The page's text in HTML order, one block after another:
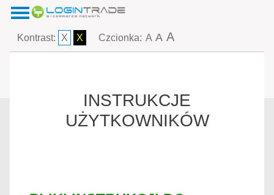
Kontrast: X X Czcionka: A A A
INSTRUKCJE
UŻYTKOWNIKÓW